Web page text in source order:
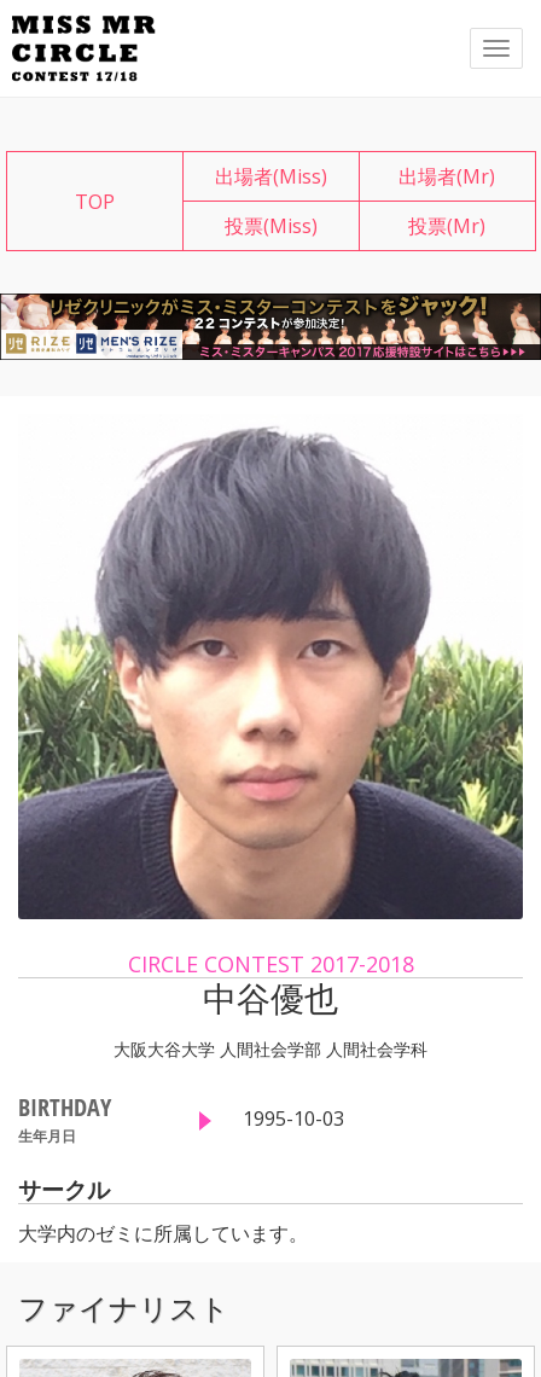
メ
TOP
出場者(Miss)
出場者(Mr)
投票(Miss)
投票(Mr)
CIRCLE CONTEST 2017-2018
中谷優也
大阪大谷大学 人間社会学部 人間社会学科
BIRTHDAY
生年月日
1995-10-03
サークル
大学内のゼミに所属しています。
ファイナリスト